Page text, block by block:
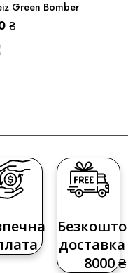
Green Bomber
₴
доставка
8000 ₴